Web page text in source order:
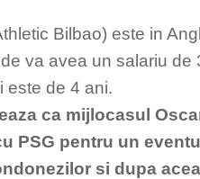
Bilbao) este in
va avea un salariu de
este de 4 ani.
ca mijlocasul
PSG pentru un
si dupa